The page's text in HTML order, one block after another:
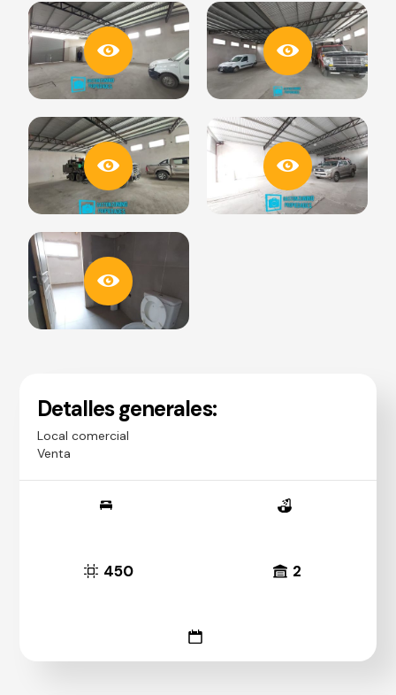
Detalles generales:
Local comercial
Venta
450 2